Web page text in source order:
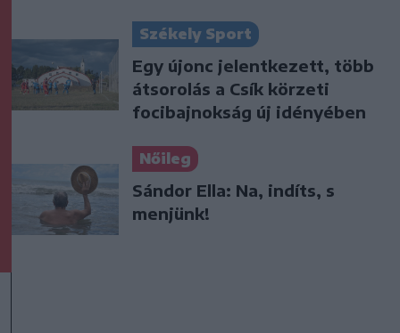
Székely Sport
Egy újonc jelentkezett, több
átsorolás a Csík körzeti
focibajnokság új idényében
Nőileg
Sándor Ella: Na, indíts, s
menjünk!